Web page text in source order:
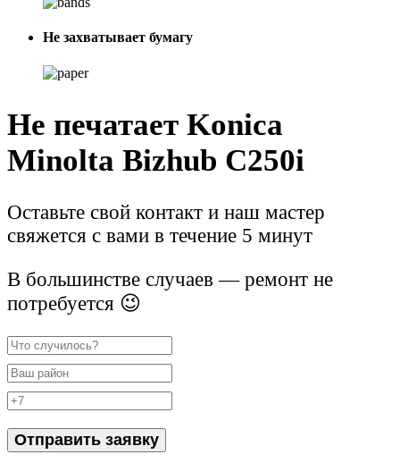
Не захватывает бумагу
Не печатает Konica
Minolta Bizhub C250i
Оставьте свой контакт и наш мастер
свяжется с вами в течение 5 минут
В большинстве случаев — ремонт не
потребуется 😉
Отправить заявку